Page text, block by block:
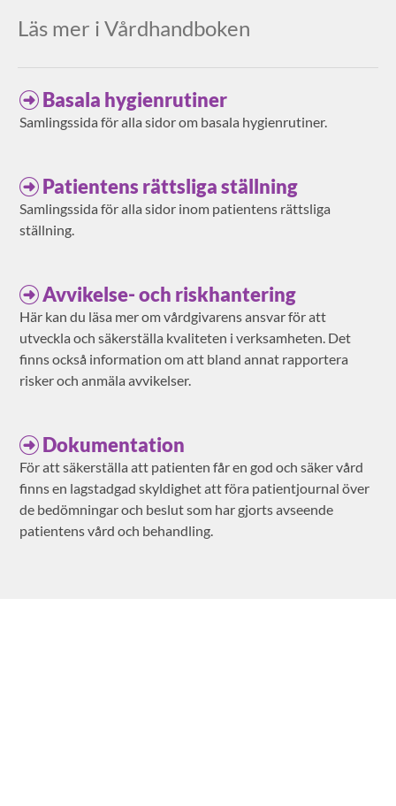
Läs mer i Vårdhandboken
Basala hygienrutiner
Samlingssida för alla sidor om basala hygienrutiner.
Patientens rättsliga ställning
Samlingssida för alla sidor inom patientens rättsliga
ställning.
Avvikelse- och riskhantering
Här kan du läsa mer om vårdgivarens ansvar för att
utveckla och säkerställa kvaliteten i verksamheten. Det
finns också information om att bland annat rapportera
risker och anmäla avvikelser.
Dokumentation
För att säkerställa att patienten får en god och säker vård
finns en lagstadgad skyldighet att föra patientjournal över
de bedömningar och beslut som har gjorts avseende
patientens vård och behandling.